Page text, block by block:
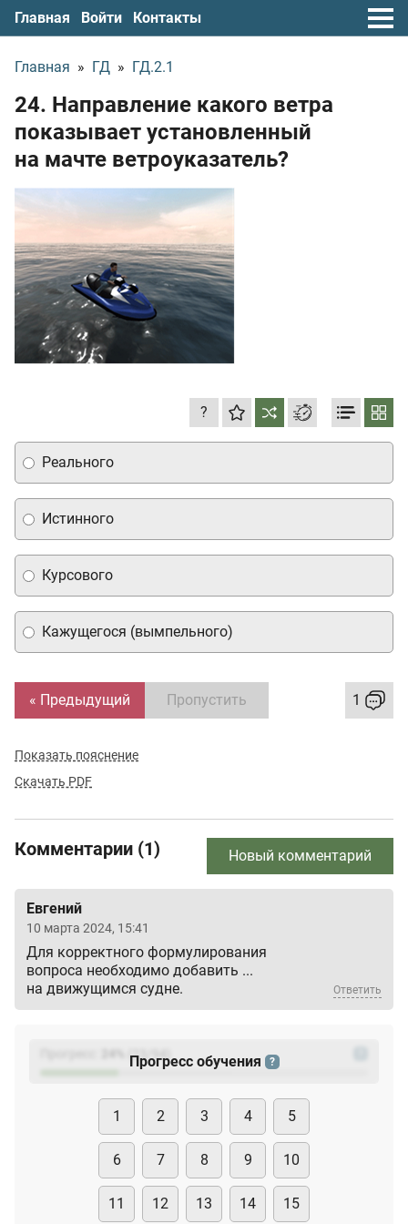
Главная Войти Контакты
Главная » ГД » ГД.2.1
24. Направление какого ветра
показывает установленный
на мачте ветроуказатель?
?
Истинного
Курсового
Кажущегося (вымпельного)
Реального
« Предыдущий Пропустить 1
Показать пояснение
Скачать PDF
Комментарии (1) Новый комментарий
Евгений
10 марта 2024, 15:41
Для корректного формулирования
вопроса необходимо добавить ...
на движущимся судне.
Ответить
(23
Прогресс обучения ?
1 2 3 4 5
6 7 8 9 10
11 12 13 14 15